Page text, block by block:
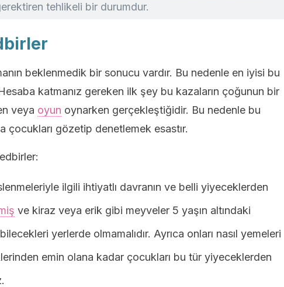
tehlikeli bir durumdur.
beklenmedik bir sonucu vardır. Bu nedenle en iyisi bu
katmanız gereken ilk şey bu kazaların çoğunun bir
veya oyun oynarken gerçekleştiğidir. Bu nedenle bu
çocukları gözetip denetlemek esastır.
ilgili ihtiyatlı davranın ve belli yiyeceklerden
ve kiraz veya erik gibi meyveler 5 yaşın altındaki
yerlerde olmamalıdır. Ayrıca onları nasıl yemeleri
emin olana kadar çocukları bu tür yiyeceklerden